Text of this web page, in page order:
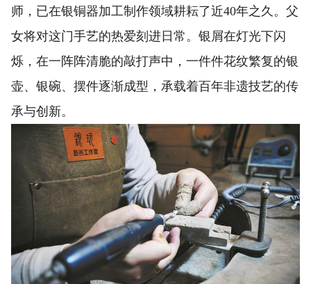
师，已在银铜器加工制作领域耕耘了近40年之久。父
女将对这门手艺的热爱刻进日常。银屑在灯光下闪
烁，在一阵阵清脆的敲打声中，一件件花纹繁复的银
壶、银碗、摆件逐渐成型，承载着百年非遗技艺的传
承与创新。